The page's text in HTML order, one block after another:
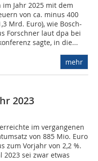
im Jahr 2025 mit dem
von ca. minus 400
Mrd. Euro), wie Bosch-
Forschner laut dpa bei
sagte, in die...
mehr
2023
im vergangenen
von 885 Mio. Euro
zum Vorjahr von 2,2 %.
2023 sei zwar etwas